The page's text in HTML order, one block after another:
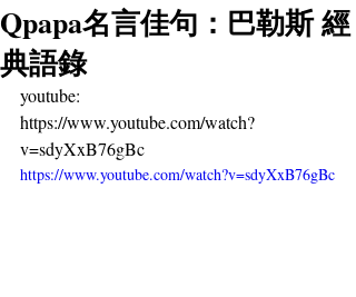
Qpapa名言佳句：巴勒斯 經
典語錄
youtube:
https://www.youtube.com/watch?
v=sdyXxB76gBc
https://www.youtube.com/watch?v=sdyXxB76gBc